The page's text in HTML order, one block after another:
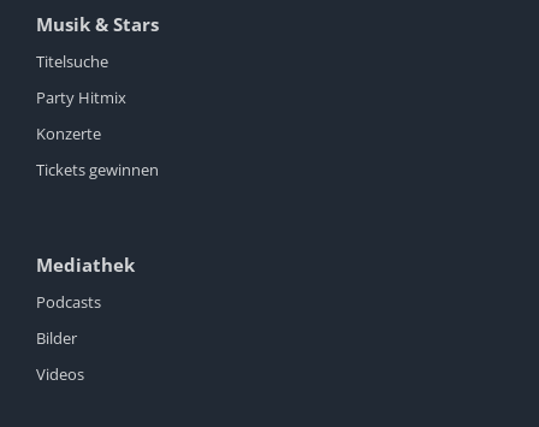
Musik & Stars
Titelsuche
Party Hitmix
Konzerte
Tickets gewinnen
Mediathek
Podcasts
Bilder
Videos